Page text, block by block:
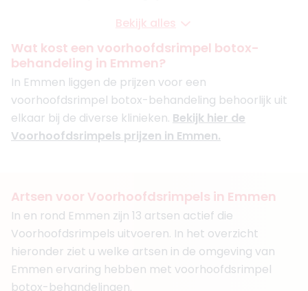
Perfect Look Clinics Emmen
Perfect Look Clinics Stadskanaal
+ 9 meer
Boek consult
Bekijk artsprofiel
(26reviews)
Aantal jaar ervaring4 jaar
Klinieken
Aura Clinics Emmen, salon Forever Young
Aura Clinics Hardenberg
+ 2 meer
Bekijk alles
Wat kost een voorhoofdsrimpel botox-
behandeling in Emmen?
In Emmen liggen de prijzen voor een
voorhoofdsrimpel botox-behandeling behoorlijk uit
elkaar bij de diverse klinieken. Bekijk hier de
Voorhoofdsrimpels prijzen in Emmen.
Artsen voor Voorhoofdsrimpels in Emmen
In en rond Emmen zijn 13 artsen actief die
Voorhoofdsrimpels uitvoeren. In het overzicht
hieronder ziet u welke artsen in de omgeving van
Emmen ervaring hebben met voorhoofdsrimpel
botox-behandelingen.